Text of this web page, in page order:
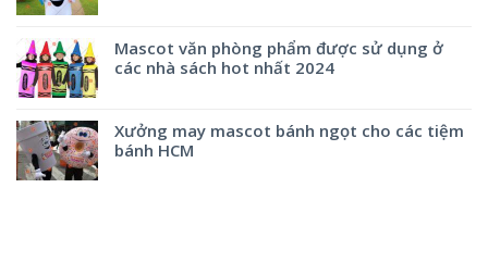
Mascot văn phòng phẩm được sử dụng ở
các nhà sách hot nhất 2024
Xưởng may mascot bánh ngọt cho các tiệm
bánh HCM